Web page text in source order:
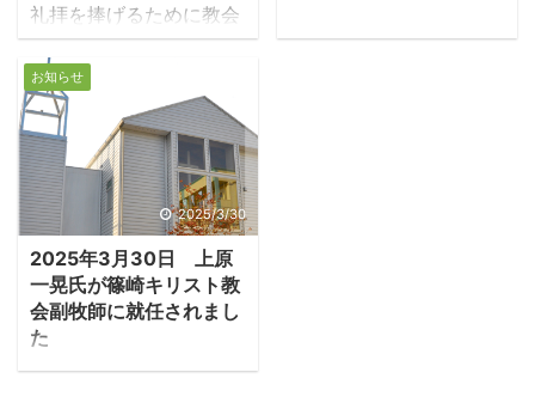
礼拝を捧げるために教会
に集まります。ペンテコ
ステ、ギリシャ語で50、
イエスが十字架で死な
れ、復活された過越の祭
りから50日目の五旬祭の
時に、聖霊降臨という出
来事が起こりました。キ
リスト教信仰はイエスが
十字架に死なれ、復活さ
れたイエスが弟子たちに
顕現され、今は天におら
お知らせ
2025/3/30
2025年3月30日 上原
一晃氏が篠崎キリスト教
会副牧師に就任されまし
た
上原一晃兄弟が神学校を